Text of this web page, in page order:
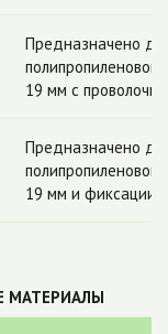
Предназначено
19 мм с
Предназначено
19 мм и фиксации
МАТЕРИАЛЫ